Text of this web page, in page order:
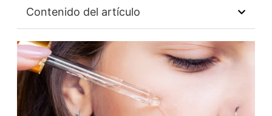
Contenido del artículo